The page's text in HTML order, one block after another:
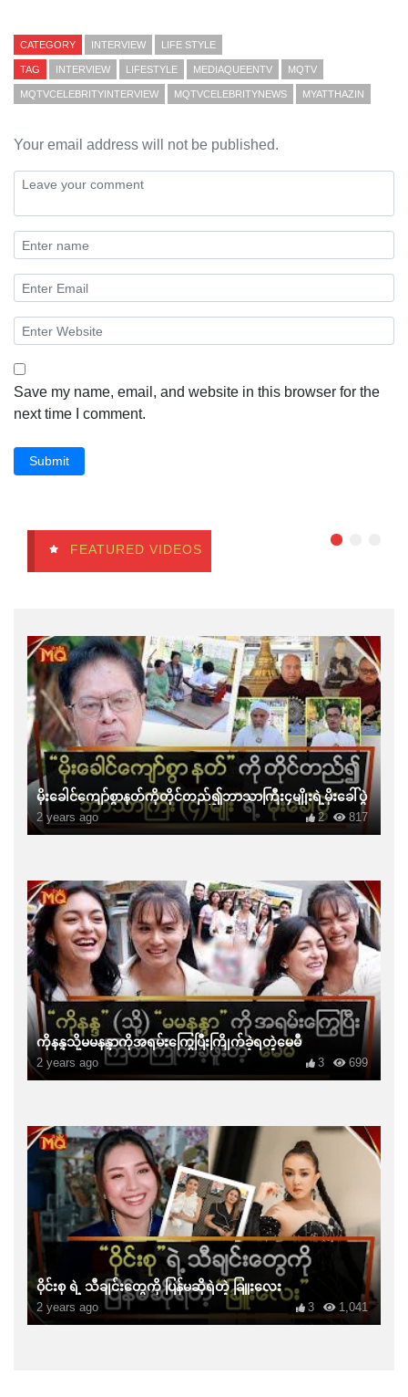
CATEGORY INTERVIEW LIFE STYLE
TAG INTERVIEW LIFESTYLE MEDIAQUEENTV MQTV
MQTVCELEBRITYINTERVIEW MQTVCELEBRITYNEWS MYATTHAZIN
Your email address will not be published.
Save my name, email, and website in this browser for the
next time I comment.
Submit
FEATURED VIDEOS
မိုးခေါင်ကျော်စွာနတ်ကိုတိုင်တည်၍ဘာသာကြီး၄မျိုးရဲ့မိုးခေါ်ပွဲ
2 years ago 817
2
ကိုနန္ဒသို့မမနန္ဒာကိုအရမ်းကြွေပြီးကြိုက်ခဲ့ရတဲ့မေမီ
2 years ago 699
3
ဝိုင်းစု ရဲ့ သီချင်းတွေကို ပြန်မဆိုရဲတဲ့ ခြူးလေး
2 years ago 1,041
3